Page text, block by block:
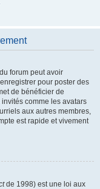
forum peut avoir
pour poster des
de bénéficier de
comme les avatars
aux autres membres,
est rapide et vivement
de 1998) est une loi aux